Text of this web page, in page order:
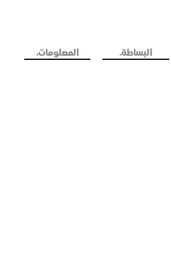
المعلومات. البساطة.